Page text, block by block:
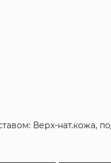
Верх-нат.кожа,